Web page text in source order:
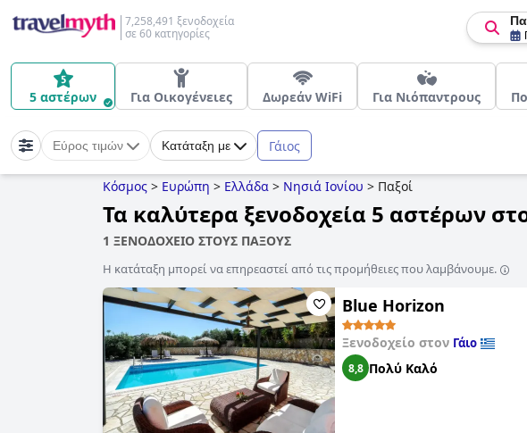
7,258,491 ξενοδοχεία
σε 60 κατηγορίες
5 αστέρων Για Οικογένειες Δωρεάν WiFi Για Νιόπαντρους
Εύρος τιμών Κατάταξη με Γάιος
Κόσμος > Ευρώπη > Ελλάδα > Νησιά Ιονίου > Παξοί
Τα καλύτερα ξενοδοχεία 5 αστέρων
1 ΞΕΝΟΔΟΧΕΙΟ ΣΤΟΥΣ ΠΑΞΟΥΣ
Η κατάταξη μπορεί να επηρεαστεί από τις προμήθειες που λαμβάνουμε.
Blue Horizon
Ξενοδοχείο στον Γάιο
8,8 Πολύ Καλό